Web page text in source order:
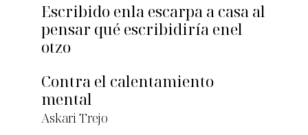
Escribido enla escarpa a casa al
pensar qué escribidiría enel
otzo
Contra el calentamiento
mental
Askari Trejo